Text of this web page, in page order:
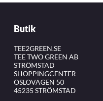
Butik
TEE2GREEN.SE
TEE TWO GREEN AB
STRÖMSTAD
SHOPPINGCENTER
OSLOVÄGEN 50
45235 STRÖMSTAD